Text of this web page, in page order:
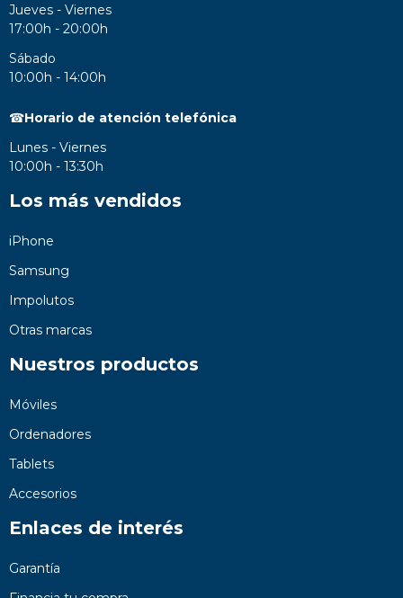
Jueves - Viernes
17:00h - 20:00h
Sábado
10:00h - 14:00h
☎Horario de atención telefónica
Lunes - Viernes
10:00h - 13:30h
Los más vendidos
iPhone
Samsung
Impolutos
Otras marcas
Nuestros productos
Móviles
Ordenadores
Tablets
Accesorios
Enlaces de interés
Garantía